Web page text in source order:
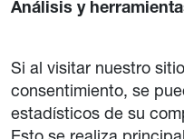
Análisis y
Si al visitar nuestro
consentimiento, se
estadísticos de su